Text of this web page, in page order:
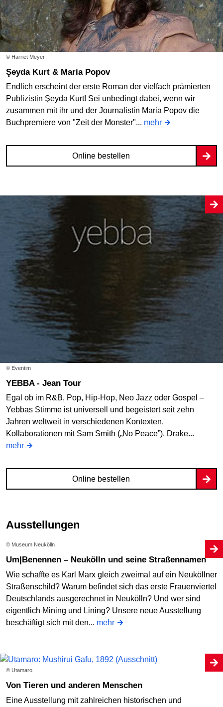
© Harriet Meyer
Şeyda Kurt & Maria Popov
Endlich erscheint der erste Roman der vielfach prämierten
Publizistin Şeyda Kurt! Sei unbedingt dabei, wenn wir
zusammen mit ihr und der Journalistin Maria Popov die
Buchpremiere von "Zeit der Monster"... mehr
Online bestellen
© Eventim
YEBBA - Jean Tour
Egal ob im R&B, Pop, Hip-Hop, Neo Jazz oder Gospel –
Yebbas Stimme ist universell und begeistert seit zehn
Jahren weltweit in verschiedenen Kontexten.
Kollaborationen mit Sam Smith („No Peace”), Drake...
mehr
Online bestellen
Ausstellungen
© Museum Neukölln
Um|Benennen – Neukölln und seine Straßennamen
Wie schaffte es Karl Marx gleich zweimal auf ein Neuköllner
Straßenschild? Warum befindet sich das erste Frauenviertel
Deutschlands ausgerechnet in Neukölln? Und wer sind
eigentlich Mining und Lining? Unsere neue Ausstellung
beschäftigt sich mit den... mehr
© Utamaro
Von Tieren und anderen Menschen
Eine Ausstellung mit zahlreichen historischen und